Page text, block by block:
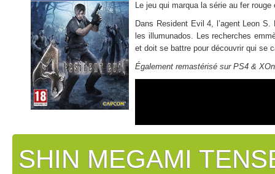
Le jeu qui marqua la série au fer
Dans Resident Evil 4, l’agent Leon
les illumunados. Les recherches
et doit se battre pour découvrir qui se
Également remastérisé sur PS4 &
SHIN MEGAMI